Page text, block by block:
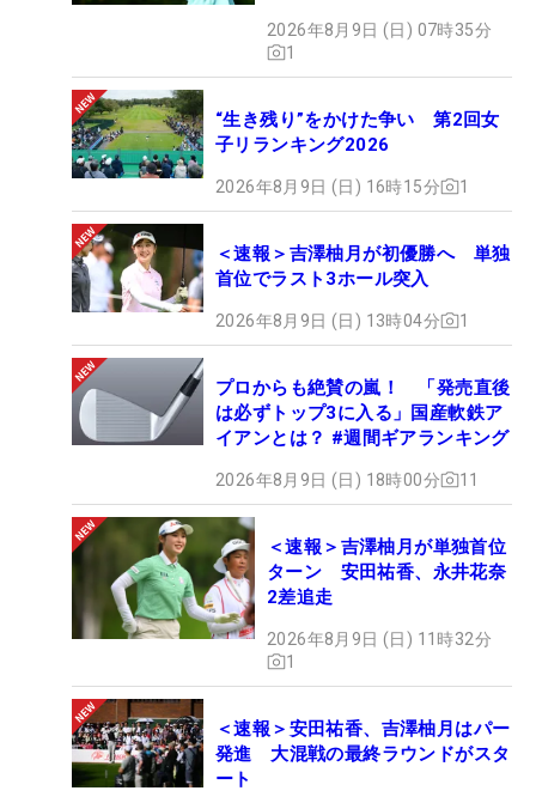
2026年8月9日 (日) 07時35分
1
“生き残り”をかけた争い 第2回女
子リランキング2026
2026年8月9日 (日) 16時15分 1
＜速報＞吉澤柚月が初優勝へ 単独
首位でラスト3ホール突入
2026年8月9日 (日) 13時04分 1
プロからも絶賛の嵐！ 「発売直後
は必ずトップ3に入る」国産軟鉄ア
イアンとは？ #週間ギアランキング
2026年8月9日 (日) 18時00分 11
＜速報＞吉澤柚月が単独首位
ターン 安田祐香、永井花奈
2差追走
2026年8月9日 (日) 11時32分
1
＜速報＞安田祐香、吉澤柚月はパー
発進 大混戦の最終ラウンドがスタ
ート